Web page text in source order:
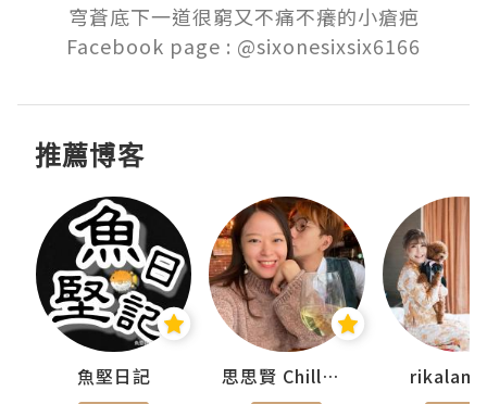
穹蒼底下一道很窮又不痛不癢的小瘡疤
Facebook page : @sixonesixsix6166
推薦博客
魚堅日記 思思賢 ChillMyBabe